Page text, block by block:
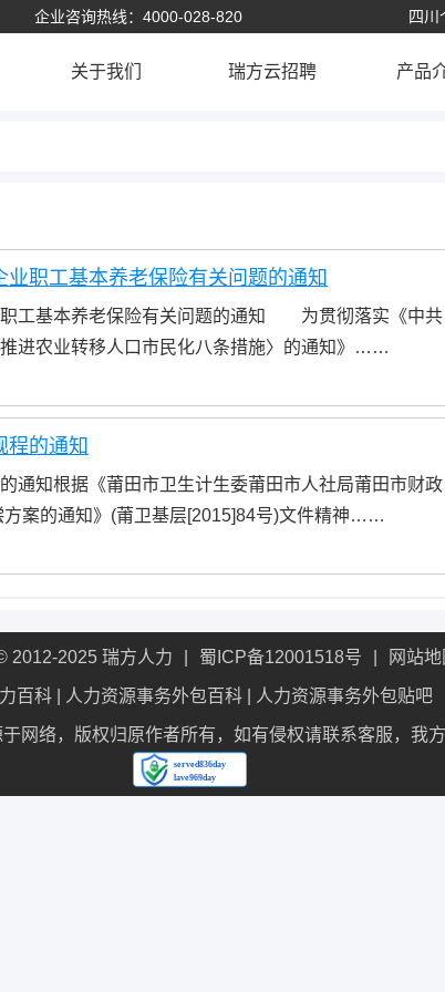
企业咨询热线：4000-028-820 四川
关于我们 瑞方云招聘 产品
职工基本养老保险有关问题的通知
职工基本养老保险有关问题的通知 为贯彻落实《中共
进农业转移人口市民化八条措施〉的通知》……
程的通知
通知根据《莆田市卫生计生委莆田市人社局莆田市财政
案的通知》(莆卫基层[2015]84号)文件精神……
2012-2025 瑞方人力 蜀ICP备12001518号 网站地
百科 人力资源事务外包百科 人力资源事务外包贴吧
网络，版权归原作者所有，如有侵权请联系客服，我方